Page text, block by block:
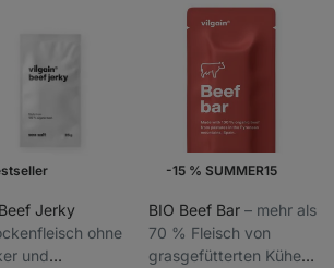
Jerky
ohne
und
-15 % SUMMER15
BIO Beef Bar ⁠–⁠ mehr als
70 % Fleisch von
grasgefütterten Kühen,